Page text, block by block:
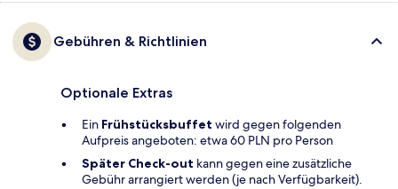
Gebühren & Richtlinien
Optionale Extras
Ein Frühstücksbuffet wird gegen folgenden
Aufpreis angeboten: etwa 60 PLN pro Person
Später Check-out kann gegen eine zusätzliche
Gebühr arrangiert werden (je nach Verfügbarkeit).